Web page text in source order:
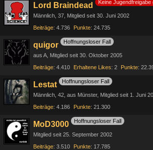
Lord Braindead
Männlich 37 Mitglied seit 30. Juni 2002
Beiträge 4.736 Punkte 24.735
quigor Hoffnungsloser Fall
aus A Mitglied seit 30. Oktober 2005
Beiträge 4.410 Erhaltene Likes 2 Punkte
Lestat Hoffnungsloser Fall
Männlich 42 aus Münster Mitglied seit 1. Juni
Beiträge 4.186 Punkte 21.300
MoD3000 Hoffnungsloser Fall
Mitglied seit 25. September 2002
Beiträge 3.510 Punkte 17.785